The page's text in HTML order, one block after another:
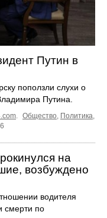
Путин в
поползли слухи о
Путина.
. Общество, Политика,
на
возбуждено
водителя
смерти по